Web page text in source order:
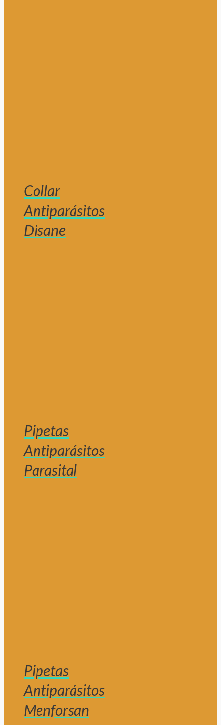
Collar
Antiparásitos
Disane
Pipetas
Antiparásitos
Parasital
Pipetas
Antiparásitos
Menforsan